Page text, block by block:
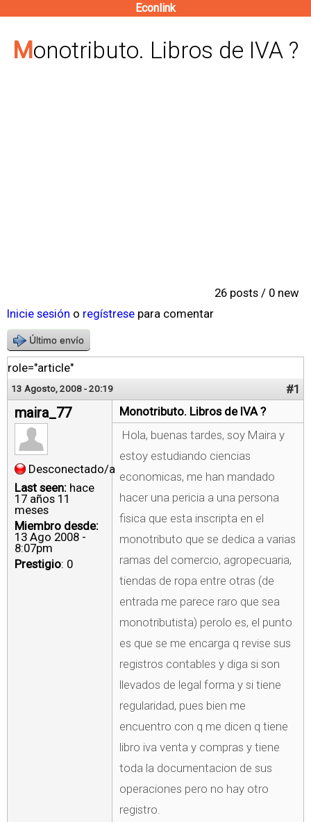
contenido
Econlink
Monotributo. Libros de IVA ?
26 posts / 0 new
Inicie sesión o regístrese para comentar
Último envío
role="article"
13 Agosto, 2008 - 20:19 #1
maira_77
Desconectado/a
Last seen: hace
17 años 11
meses
Miembro desde:
13 Ago 2008 -
8:07pm
Prestigio: 0
Monotributo. Libros de IVA ?
Hola, buenas tardes, soy Maira y
estoy estudiando ciencias
economicas, me han mandado
hacer una pericia a una persona
fisica que esta inscripta en el
monotributo que se dedica a varias
ramas del comercio, agropecuaria,
tiendas de ropa entre otras (de
entrada me parece raro que sea
monotributista) perolo es, el punto
es que se me encarga q revise sus
registros contables y diga si son
llevados de legal forma y si tiene
regularidad, pues bien me
encuentro con q me dicen q tiene
libro iva venta y compras y tiene
toda la documentacion de sus
operaciones pero no hay otro
registro.